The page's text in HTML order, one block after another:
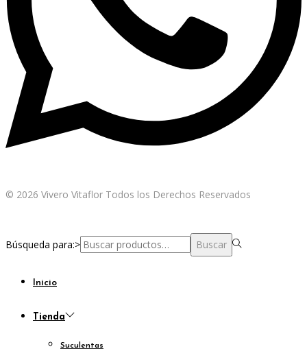
© 2026 Vivero Vitaflor Todos los Derechos Reservados
Búsqueda para:> Buscar
Inicio
Tienda
Suculentas